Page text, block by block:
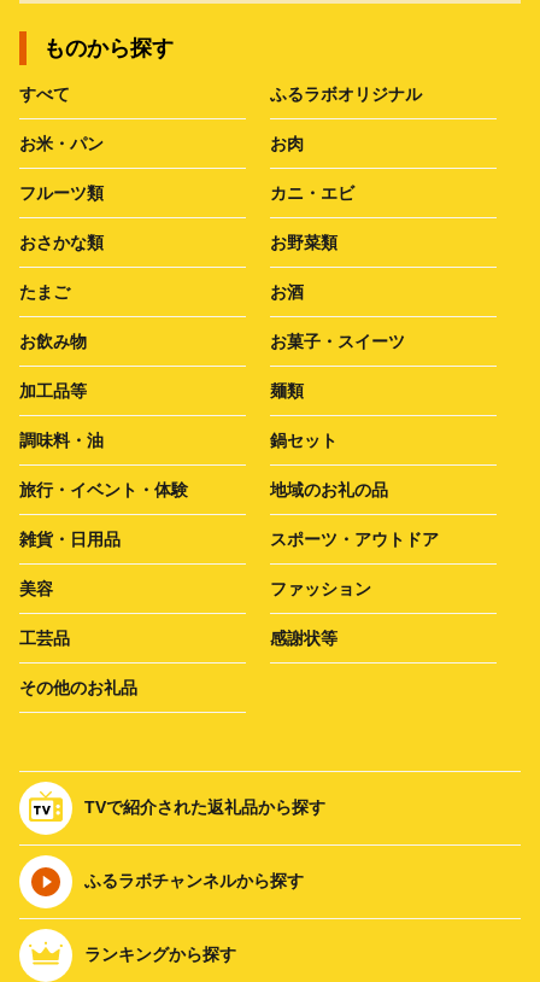
ものから探す
すべて ふるラボオリジナル
お米・パン お肉
フルーツ類 カニ・エビ
おさかな類 お野菜類
たまご お酒
お飲み物 お菓子・スイーツ
加工品等 麺類
調味料・油 鍋セット
旅行・イベント・体験 地域のお礼の品
雑貨・日用品 スポーツ・アウトドア
美容 ファッション
工芸品 感謝状等
その他のお礼品
TVで紹介された返礼品から探す
ふるラボチャンネルから探す
ランキングから探す